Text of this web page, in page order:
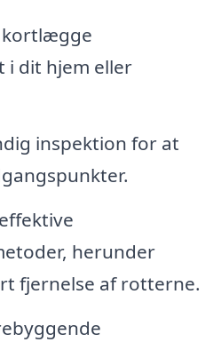
dit hjem eller
inspektion for at
herunder
fjernelse af rotterne.